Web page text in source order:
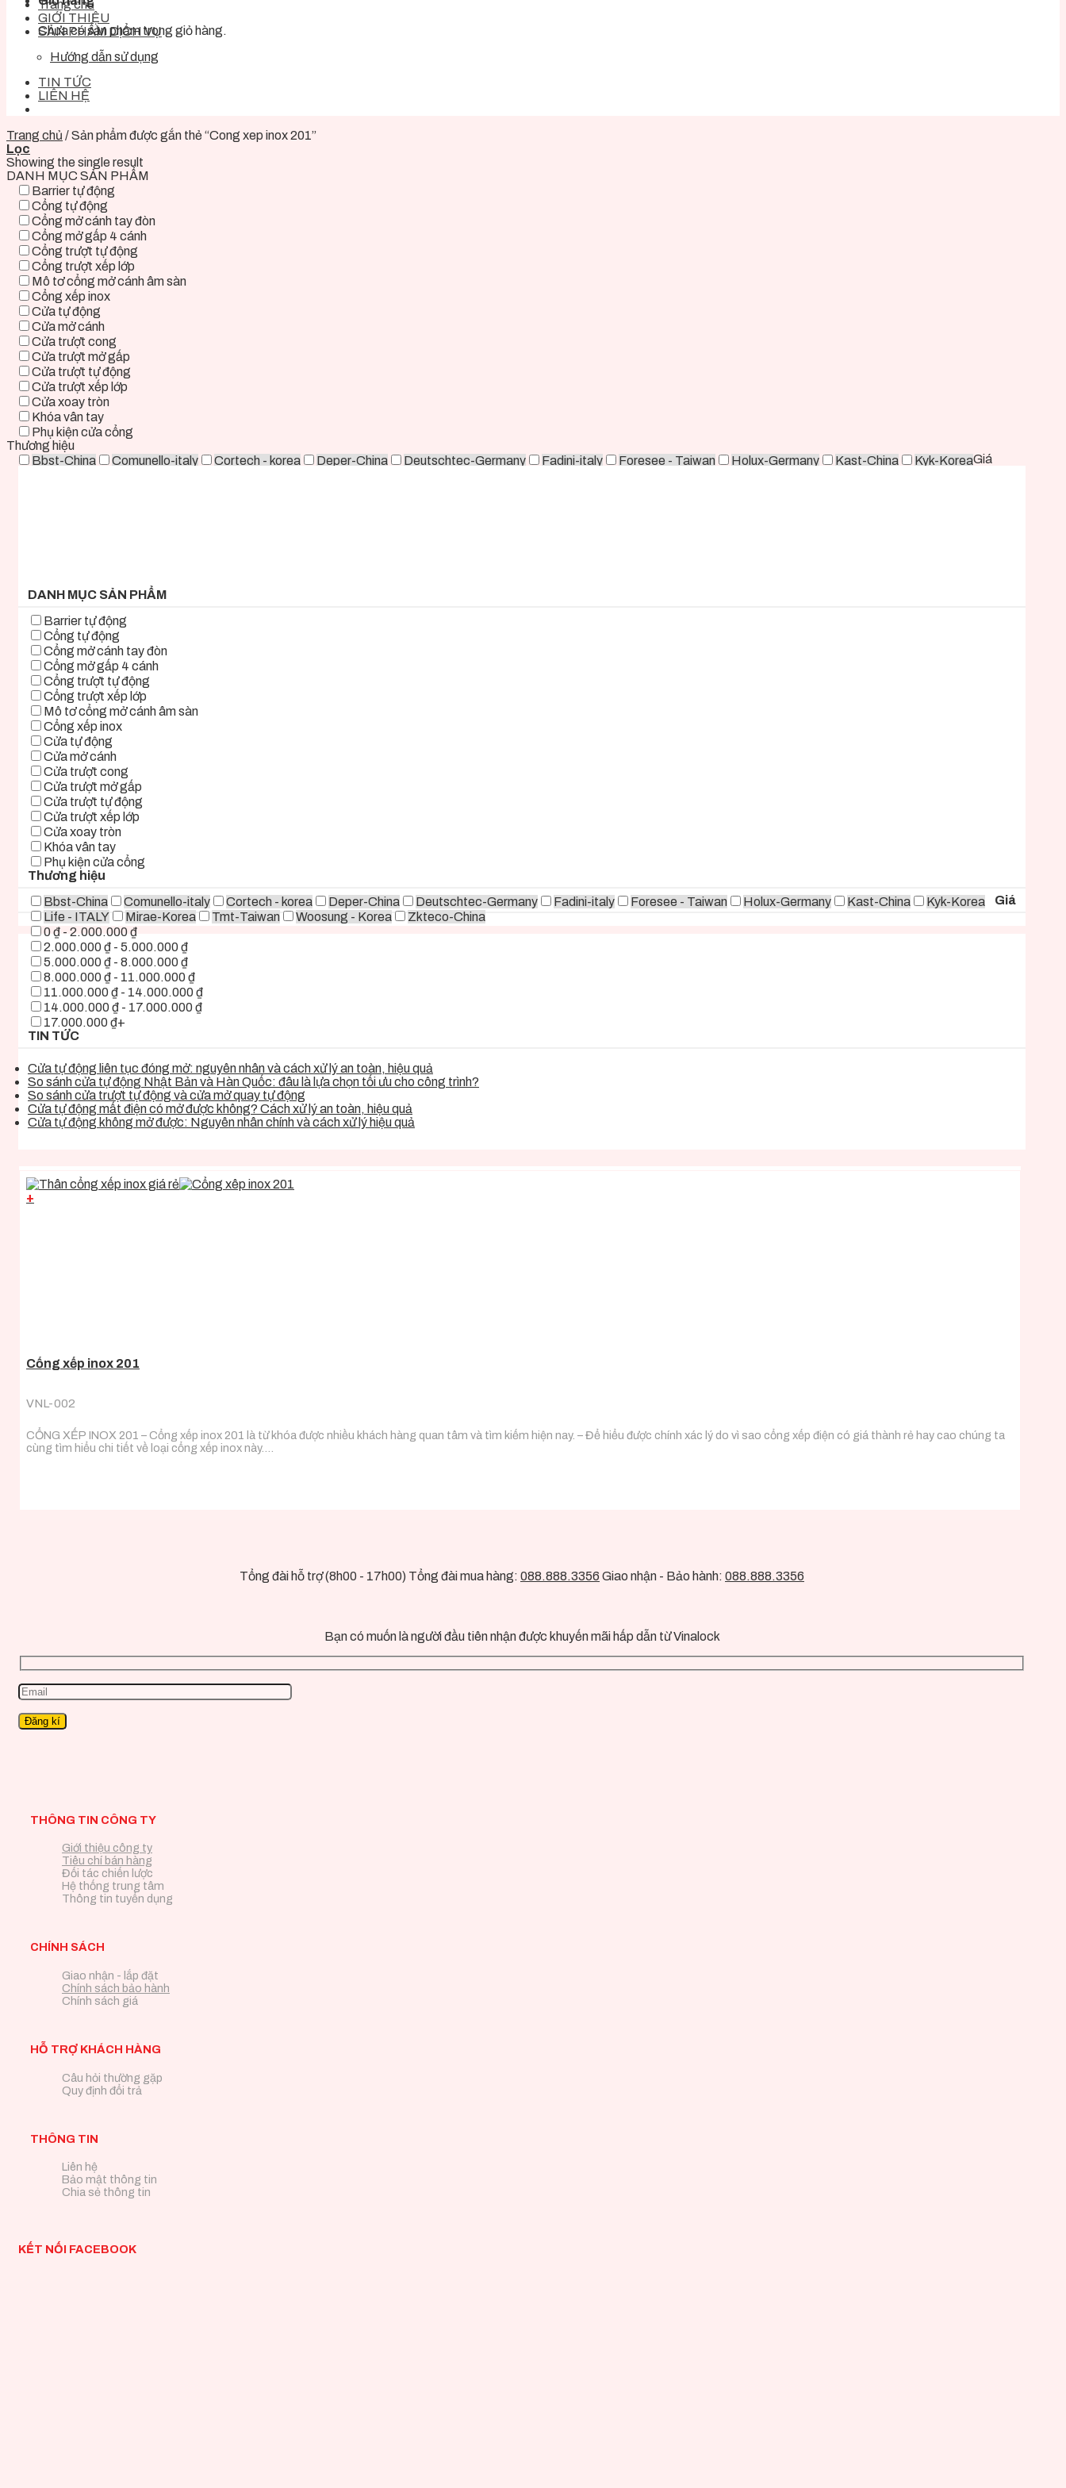
Chưa có sản phẩm trong giỏ hàng.
Trang chủ
GIỚI THIỆU
SẢN PHẨM DỊCH VỤ
Hướng dẫn sử dụng
TIN TỨC
LIÊN HỆ
Trang chủ /Sản phẩm được gắn thẻ “Cong xep inox 201”
Lọc
Showing the single result
DANH MỤC SẢN PHẨM
Barrier tự động
Cổng tự động
Cổng mở cánh tay đòn
Cổng mở gấp 4 cánh
Cổng trượt tự động
Cổng trượt xếp lớp
Mô tơ cổng mở cánh âm sàn
Cổng xếp inox
Cửa tự động
Cửa mở cánh
Cửa trượt cong
Cửa trượt mở gấp
Cửa trượt tự động
Cửa trượt xếp lớp
Cửa xoay tròn
Khóa vân tay
Phụ kiện cửa cổng
Thương hiệu
Bbst-China
Comunello-italy Cortech - korea Deper-China Deutschtec-Germany Fadini-italy Foresee - Taiwan Holux-Germany Kast-China
Kyk-KoreaGiá
DANH MỤC SẢN PHẨM
Barrier tự động
Cổng tự động
Cổng mở cánh tay đòn
Cổng mở gấp 4 cánh
Cổng trượt tự động
Cổng trượt xếp lớp
Mô tơ cổng mở cánh âm sàn
Cổng xếp inox
Cửa tự động
Cửa mở cánh
Cửa trượt cong
Cửa trượt mở gấp
Cửa trượt tự động
Cửa trượt xếp lớp
Cửa xoay tròn
Khóa vân tay
Phụ kiện cửa cổng
Thương hiệu
Bbst-China
Comunello-italy Cortech - korea Deper-China Deutschtec-Germany Fadini-italy Foresee - Taiwan Holux-Germany Kast-China
Kyk-Korea
Life - ITALY
Mirae-Korea Tmt-Taiwan Woosung - Korea Zkteco-China
Giá
0 ₫ - 2.000.000 ₫
2.000.000 ₫ - 5.000.000 ₫
5.000.000 ₫ - 8.000.000 ₫
8.000.000 ₫ - 11.000.000 ₫
11.000.000 ₫ - 14.000.000 ₫
14.000.000 ₫ - 17.000.000 ₫
17.000.000 ₫+
TIN TỨC
Cửa tự động liên tục đóng mở: nguyên nhân và cách xử lý an toàn, hiệu quả
So sánh cửa tự động Nhật Bản và Hàn Quốc: đâu là lựa chọn tối ưu cho công trình?
So sánh cửa trượt tự động và cửa mở quay tự động
Cửa tự động mất điện có mở được không? Cách xử lý an toàn, hiệu quả
Cửa tự động không mở được: Nguyên nhân chính và cách xử lý hiệu quả
+
Cổng xếp inox 201
VNL-002
CỔNG XẾP INOX 201 – Cổng xếp inox 201 là từ khóa được nhiều khách hàng quan tâm và tìm kiếm hiện nay. – Để hiểu được chính xác lý do vì sao cổng xếp điện có giá thành rẻ hay cao chúng ta
cùng tìm hiểu chi tiết về loại cổng xếp inox này….
Tổng đài hỗ trợ (8h00 - 17h00) Tổng đài mua hàng: 088.888.3356 Giao nhận - Bảo hành: 088.888.3356
Bạn có muốn là người đầu tiên nhận được khuyến mãi hấp dẫn từ Vinalock
THÔNG TIN CÔNG TY
Giới thiệu công ty
Tiêu chí bán hàng
Đối tác chiến lược
Hệ thống trung tâm
Thông tin tuyển dụng
CHÍNH SÁCH
Giao nhận - lắp đặt
Chính sách bảo hành
Chính sách giá
HỖ TRỢ KHÁCH HÀNG
Câu hỏi thường gặp
Quy định đổi trả
THÔNG TIN
Liên hệ
Bảo mật thông tin
Chia sẻ thông tin
KẾT NỐI FACEBOOK